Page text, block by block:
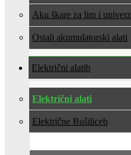
Aku škare za lim i
Ostali akumulatorski alati
Električni alati
Električni alati
Električne Bušilice